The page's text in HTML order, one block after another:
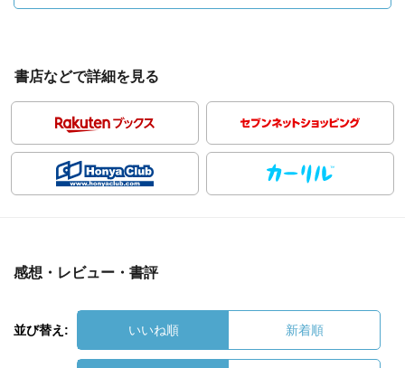
書店などで詳細を見る
感想・レビュー・書評
並び替え: いいね順 新着順